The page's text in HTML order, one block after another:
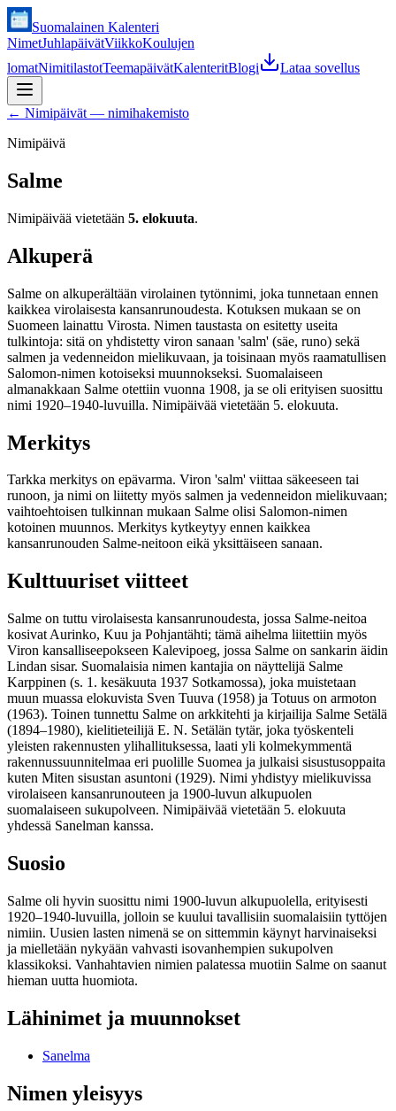
Suomalainen Kalenteri
NimetJuhlapäivätViikkoKoulujen
lomatNimitilastotTeemapäivätKalenteritBlogi Lataa sovellus
← Nimipäivät — nimihakemisto
Nimipäivä
Salme
Nimipäivää vietetään 5. elokuuta.
Alkuperä
Salme on alkuperältään virolainen tytönnimi, joka tunnetaan ennen
kaikkea virolaisesta kansanrunoudesta. Kotuksen mukaan se on
Suomeen lainattu Virosta. Nimen taustasta on esitetty useita
tulkintoja: sitä on yhdistetty viron sanaan 'salm' (säe, runo) sekä
salmen ja vedenneidon mielikuvaan, ja toisinaan myös raamatullisen
Salomon-nimen kotoiseksi muunnokseksi. Suomalaiseen
almanakkaan Salme otettiin vuonna 1908, ja se oli erityisen suosittu
nimi 1920–1940-luvuilla. Nimipäivää vietetään 5. elokuuta.
Merkitys
Tarkka merkitys on epävarma. Viron 'salm' viittaa säkeeseen tai
runoon, ja nimi on liitetty myös salmen ja vedenneidon mielikuvaan;
vaihtoehtoisen tulkinnan mukaan Salme olisi Salomon-nimen
kotoinen muunnos. Merkitys kytkeytyy ennen kaikkea
kansanrunouden Salme-neitoon eikä yksittäiseen sanaan.
Kulttuuriset viitteet
Salme on tuttu virolaisesta kansanrunoudesta, jossa Salme-neitoa
kosivat Aurinko, Kuu ja Pohjantähti; tämä aihelma liitettiin myös
Viron kansalliseepokseen Kalevipoeg, jossa Salme on sankarin äidin
Lindan sisar. Suomalaisia nimen kantajia on näyttelijä Salme
Karppinen (s. 1. kesäkuuta 1937 Sotkamossa), joka muistetaan
muun muassa elokuvista Sven Tuuva (1958) ja Totuus on armoton
(1963). Toinen tunnettu Salme on arkkitehti ja kirjailija Salme Setälä
(1894–1980), kielitieteilijä E. N. Setälän tytär, joka työskenteli
yleisten rakennusten ylihallituksessa, laati yli kolmekymmentä
rakennussuunnitelmaa eri puolille Suomea ja julkaisi sisustusoppaita
kuten Miten sisustan asuntoni (1929). Nimi yhdistyy mielikuvissa
virolaiseen kansanrunouteen ja 1900-luvun alkupuolen
suomalaiseen sukupolveen. Nimipäivää vietetään 5. elokuuta
yhdessä Sanelman kanssa.
Suosio
Salme oli hyvin suosittu nimi 1900-luvun alkupuolella, erityisesti
1920–1940-luvuilla, jolloin se kuului tavallisiin suomalaisiin tyttöjen
nimiin. Uusien lasten nimenä se on sittemmin käynyt harvinaiseksi
ja mielletään nykyään vahvasti isovanhempien sukupolven
klassikoksi. Vanhahtavien nimien palatessa muotiin Salme on saanut
hieman uutta huomiota.
Lähinimet ja muunnokset
Sanelma
Nimen yleisyys